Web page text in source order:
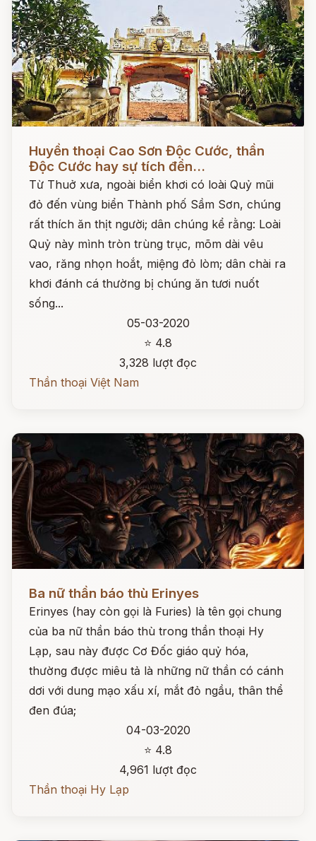
Đọc ngay
Huyền thoại Cao Sơn Độc Cước, thần
Độc Cước hay sự tích đền...
Từ Thuở xưa, ngoài biển khơi có loài Quỷ mũi
đỏ đến vùng biển Thành phố Sầm Sơn, chúng
rất thích ăn thịt người; dân chúng kể rằng: Loài
Quỷ này mình tròn trùng trục, mõm dài vêu
vao, răng nhọn hoắt, miệng đỏ lòm; dân chài ra
khơi đánh cá thường bị chúng ăn tươi nuốt
sống...
05-03-2020
⭐ 4.8
3,328 lượt đọc
Thần thoại Việt Nam
Ba nữ thần báo thù Erinyes
Erinyes (hay còn gọi là Furies) là tên gọi chung
của ba nữ thần báo thù trong thần thoại Hy
Lạp, sau này được Cơ Đốc giáo quỷ hóa,
thường được miêu tả là những nữ thần có cánh
dơi với dung mạo xấu xí, mắt đỏ ngầu, thân thể
đen đúa;
04-03-2020
⭐ 4.8
4,961 lượt đọc
Thần thoại Hy Lạp